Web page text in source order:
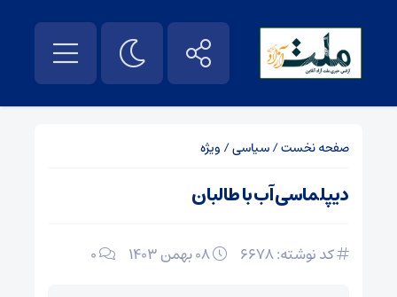
صفحه نخست/سیاسی/ ویژه
دیپلماسی آب با طالبان
کد نوشته: 6678 0